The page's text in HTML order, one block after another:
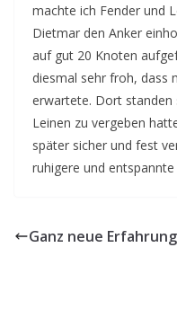
machte ich Fender und
Dietmar den Anker
auf gut 20 Knoten
diesmal sehr froh, dass
erwartete. Dort standen
Leinen zu vergeben
später sicher und fest
ruhigere und
Ganz neue